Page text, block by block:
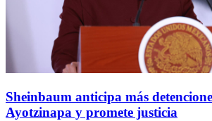
Sheinbaum anticipa más
Ayotzinapa y promete justicia